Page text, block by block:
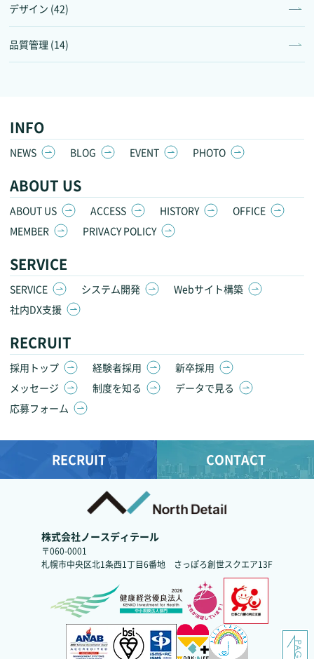
デザイン (42)
品質管理 (14)
INFO
NEWS BLOG EVENT PHOTO
ABOUT US
ABOUT US ACCESS HISTORY
OFFICE
MEMBER
PRIVACY POLICY
SERVICE
SERVICE システム開発
Webサイト構築
社内DX支援
RECRUIT
採用トップ 経験者採用
新卒採用
メッセージ
制度を知る
データで見る
応募フォーム
RECRUIT CONTACT
株式会社ノースディテール
〒060-0001
札幌市中央区北1条西1丁目6番地
さっぽろ創世スクエア13F